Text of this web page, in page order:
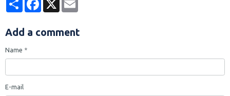
Add a comment
Name
E-mail